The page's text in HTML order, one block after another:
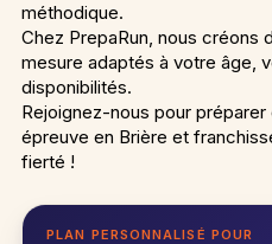
méthodique.
Chez PrepaRun, nous créons
mesure adaptés à votre âge,
disponibilités.
Rejoignez-nous pour
épreuve en Brière et
fierté !
PLAN PERSONNALISÉ POUR